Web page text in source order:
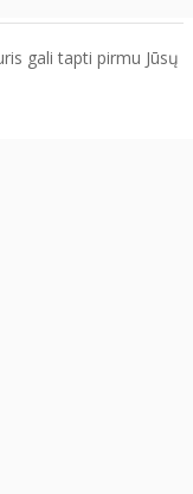
gali tapti pirmu Jūsų